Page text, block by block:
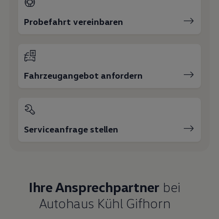
Lifestyle
Transport
Volkswagen Kundenbetreuung
Probefahrt vereinbaren
Fahrzeugangebot anfordern
Serviceanfrage stellen
Ihre Ansprechpartner bei
Autohaus Kühl Gifhorn